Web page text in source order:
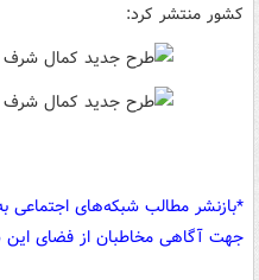
کشور منتشر کرد:
*بازنشر مطالب شبکه‌های اجتماعی
جهت آگاهی مخاطبان از فضای